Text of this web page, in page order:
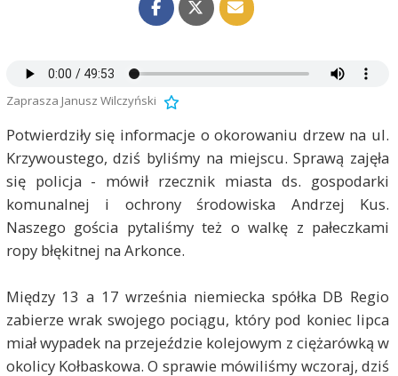
Zaprasza Janusz Wilczyński
Potwierdziły się informacje o okorowaniu drzew na ul.
Krzywoustego, dziś byliśmy na miejscu. Sprawą zajęła
się policja - mówił rzecznik miasta ds. gospodarki
komunalnej i ochrony środowiska Andrzej Kus.
Naszego gościa pytaliśmy też o walkę z pałeczkami
ropy błękitnej na Arkonce.
Między 13 a 17 września niemiecka spółka DB Regio
zabierze wrak swojego pociągu, który pod koniec lipca
miał wypadek na przejeździe kolejowym z ciężarówką w
okolicy Kołbaskowa. O sprawie mówiliśmy wczoraj, dziś